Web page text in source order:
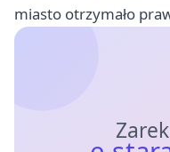
miasto otrzymało